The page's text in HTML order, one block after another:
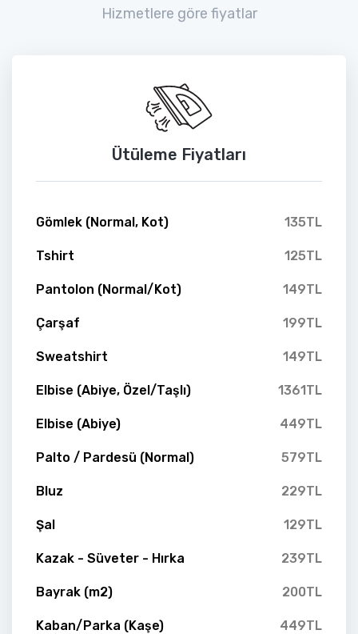
Hizmetlere göre fiyatlar
Ütüleme Fiyatları
Gömlek (Normal, Kot) 135TL
Tshirt 125TL
Pantolon (Normal/Kot) 149TL
Çarşaf 199TL
Sweatshirt 149TL
Elbise (Abiye, Özel/Taşlı) 1361TL
Elbise (Abiye) 449TL
Palto / Pardesü (Normal) 579TL
Bluz 229TL
Şal 129TL
Kazak - Süveter - Hırka 239TL
Bayrak (m2) 200TL
Kaban/Parka (Kaşe) 449TL